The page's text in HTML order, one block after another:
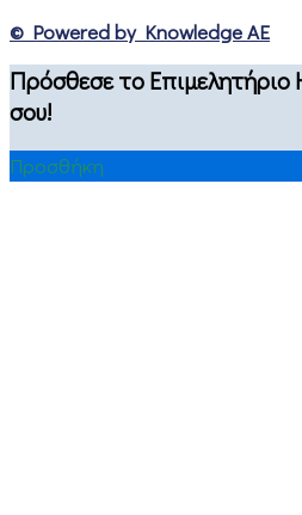
© Powered by Knowledge AE
Πρόσθεσε το
σου!
Προσθήκη